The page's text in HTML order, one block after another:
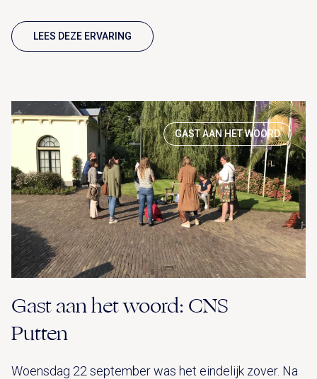
LEES DEZE ERVARING
GAST AAN HET WOORD
Gast aan het woord: CNS
Putten
Woensdag 22 september was het eindelijk zover. Na